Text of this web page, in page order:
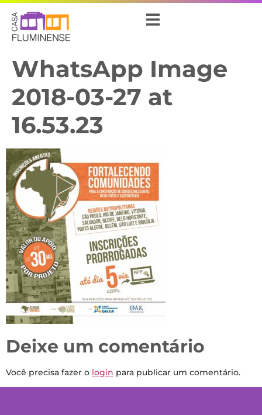
WhatsApp Image
2018-03-27 at
16.53.23
Deixe um comentário
Você precisa fazer o login para publicar um comentário.